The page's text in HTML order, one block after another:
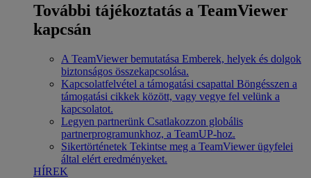
További tájékoztatás a TeamViewer
kapcsán
A TeamViewer bemutatása Emberek, helyek és dolgok
biztonságos összekapcsolása.
Kapcsolatfelvétel a támogatási csapattal Böngésszen a
támogatási cikkek között, vagy vegye fel velünk a
kapcsolatot.
Legyen partnerünk Csatlakozzon globális
partnerprogramunkhoz, a TeamUP-hoz.
Sikertörténetek Tekintse meg a TeamViewer ügyfelei
által elért eredményeket.
HÍREK